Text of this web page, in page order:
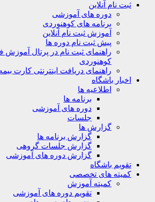
نام آنلاین
دوره های آموزشی
برنامه های کوهنوردی
آموزش ثبت نام آنلاین
پیش ثبت نام دوره ها
راهنمای ثبت نام در پرتال آموزش فدراسیون
کوهنوردی
راهنمای دریافت اینترنتی کارت بیمه ورزشی
باشگاه
اطلاعیه ها
برنامه ها
دوره های آموزشی
جلسات
گزارش ها
گزارش برنامه ها
گزارش جلسات گروهی
گزارش دوره های آموزشی
باشگاه
های تخصصی
کمیته آموزش
تقویم دوره های آموزشی